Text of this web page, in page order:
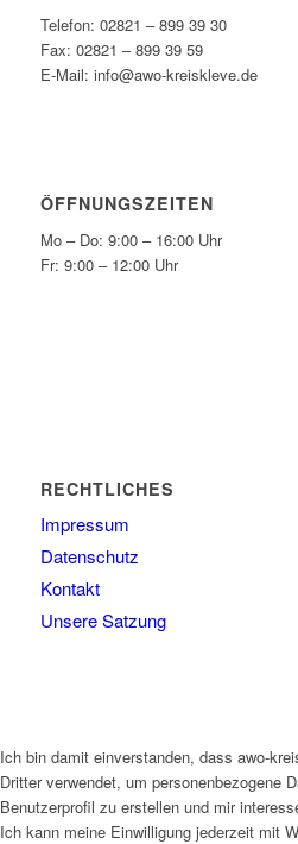
Telefon: 02821 – 899 39 30
Fax: 02821 – 899 39 59
E-Mail: info@awo-kreiskleve.de
ÖFFNUNGSZEITEN
Mo – Do: 9:00 – 16:00 Uhr
Fr: 9:00 – 12:00 Uhr
RECHTLICHES
Impressum
Datenschutz
Kontakt
Unsere Satzung
Ich bin damit einverstanden, dass awo-
Dritter verwendet, um personenbezogene
Benutzerprofil zu erstellen und mir
Ich kann meine Einwilligung jederzeit mit